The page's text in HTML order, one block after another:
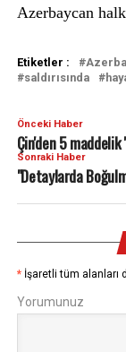
Azerbaycan
Etiketler :
saldırısında
Önceki Haber
Çin'den 5 maddelik
Sonraki Haber
"Detaylarda
* İşaretli tüm alanları
Yorumunuz